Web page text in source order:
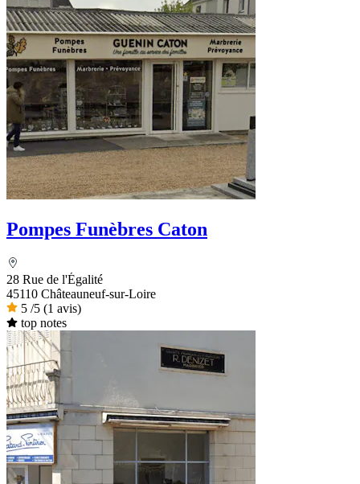
Pompes Funèbres Caton
28 Rue de l'Égalité
45110 Châteauneuf-sur-Loire
5 /5 (1 avis)
top notes